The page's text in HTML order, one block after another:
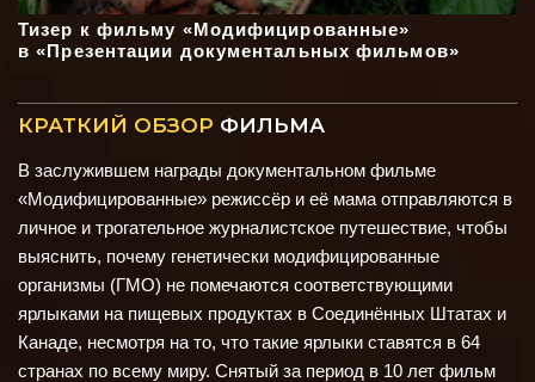
Тизер к фильму «Модифицированные»
в «Презентации документальных фильмов»
КРАТКИЙ ОБЗОР ФИЛЬМА
В заслужившем награды документальном фильме
«Модифицированные» режиссёр и её мама отправляются в
личное и трогательное журналистское путешествие, чтобы
выяснить, почему генетически модифицированные
организмы (ГМО) не помечаются соответствующими
ярлыками на пищевых продуктах в Соединённых Штатах и
Канаде, несмотря на то, что такие ярлыки ставятся в 64
странах по всему миру. Снятый за период в 10 лет фильм